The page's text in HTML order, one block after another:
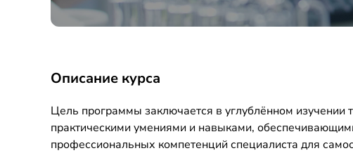
Описание курса
Цель программы заключается в углублённом изучении
практическими умениями и навыками,
профессиональных компетенций специалиста для